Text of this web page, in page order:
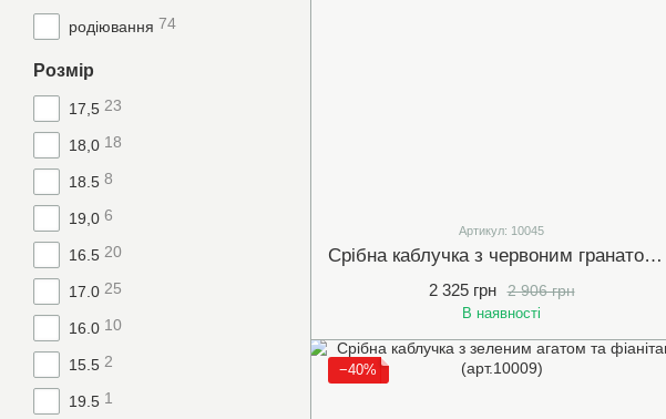
Артикул: 10045
Срібна каблучка з червоним гранатом та фіанітами (арт.10045)
2 906 грн
2 325 грн
В наявності
−40%
родіювання 74
Розмір
17,5 23
18,0 18
18.5 8
19,0 6
16.5 20
17.0 25
16.0 10
15.5 2
19.5 1